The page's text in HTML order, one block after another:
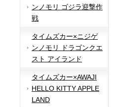
ンノモリ ゴジラ迎撃作
戦
タイムズカー×ニジゲ
ンノモリ ドラゴンクエ
スト アイランド
タイムズカー×AWAJI
HELLO KITTY APPLE
LAND